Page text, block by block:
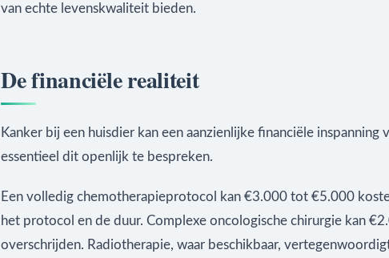
van echte levenskwaliteit bieden.
De financiële realiteit
Kanker bij een huisdier kan een aanzienlijke financiële inspanning
essentieel dit openlijk te bespreken.
Een volledig chemotherapieprotocol kan €3.000 tot €5.000
het protocol en de duur. Complexe oncologische chirurgie kan
overschrijden. Radiotherapie, waar beschikbaar,